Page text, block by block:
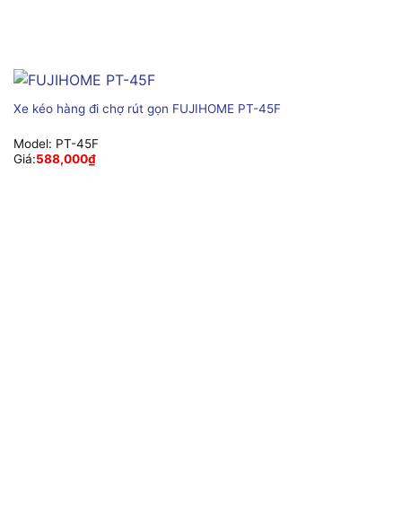
Xe kéo hàng đi chợ rút gọn FUJIHOME PT-45F
Model: PT-45F
Giá:588,000₫